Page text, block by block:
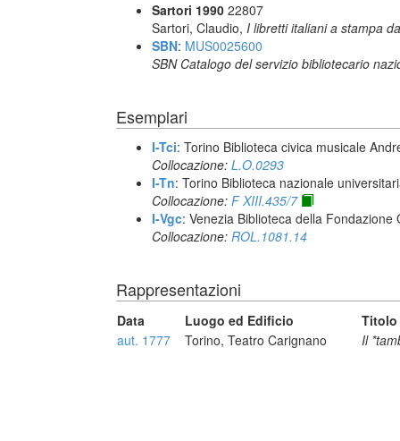
Sartori 1990 22807
Sartori, Claudio, I libretti italiani a stampa
SBN: MUS0025600
SBN Catalogo del servizio bibliotecario
Esemplari
I-Tci: Torino Biblioteca civica musicale
Collocazione: L.O.0293
I-Tn: Torino Biblioteca nazionale
Collocazione: F XIII.435/7
I-Vgc: Venezia Biblioteca della Fondazione
Collocazione: ROL.1081.14
Rappresentazioni
Data Luogo ed Edificio
Titolo
aut. 1777
Torino, Teatro Carignano Il